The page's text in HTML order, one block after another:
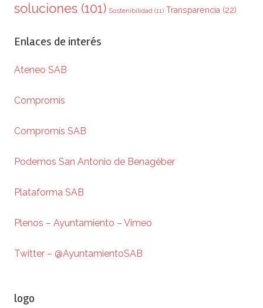
soluciones (101) Sostenibilidad (11) Transparencia (22)
Enlaces de interés
Ateneo SAB
Compromís
Compromís SAB
Podemos San Antonio de Benagéber
Plataforma SAB
Plenos – Ayuntamiento – Vimeo
Twitter – @AyuntamientoSAB
logo